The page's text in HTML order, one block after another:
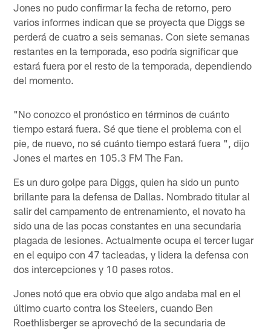
Jones no pudo confirmar la fecha de retorno, pero
varios informes indican que se proyecta que Diggs se
perderá de cuatro a seis semanas. Con siete semanas
restantes en la temporada, eso podría significar que
estará fuera por el resto de la temporada, dependiendo
del momento.
"No conozco el pronóstico en términos de cuánto
tiempo estará fuera. Sé que tiene el problema con el
pie, de nuevo, no sé cuánto tiempo estará fuera ", dijo
Jones el martes en 105.3 FM The Fan.
Es un duro golpe para Diggs, quien ha sido un punto
brillante para la defensa de Dallas. Nombrado titular al
salir del campamento de entrenamiento, el novato ha
sido una de las pocas constantes en una secundaria
plagada de lesiones. Actualmente ocupa el tercer lugar
en el equipo con 47 tacleadas, y lidera la defensa con
dos intercepciones y 10 pases rotos.
Jones notó que era obvio que algo andaba mal en el
último cuarto contra los Steelers, cuando Ben
Roethlisberger se aprovechó de la secundaria de